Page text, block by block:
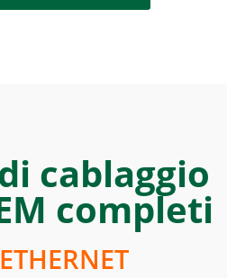
cablaggio
completi